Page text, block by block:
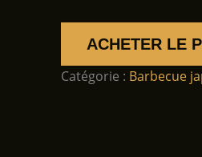
ACHETER LE
Catégorie : Barbecue